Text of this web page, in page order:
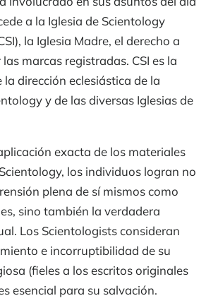
a la Iglesia de Scientology
la Iglesia Madre, el derecho a
marcas registradas. CSI es la
la dirección eclesiástica de la
y de las diversas Iglesias de
exacta de los materiales
los individuos logran no
plena de sí mismos como
sino también la verdadera
Los Scientologists consideran
e incorruptibilidad de su
(fieles a los escritos originales
esencial para su salvación.